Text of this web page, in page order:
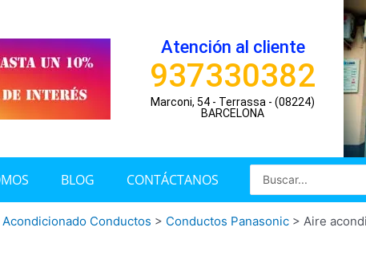
Atención al cliente
937330382
Marconi, 54 - Terrassa - (08224)
BARCELONA
BLOG CONTÁCTANOS
Search
...
Acondicionado Conductos > Conductos Panasonic> Aire